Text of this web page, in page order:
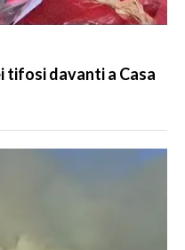
tifosi davanti a Casa